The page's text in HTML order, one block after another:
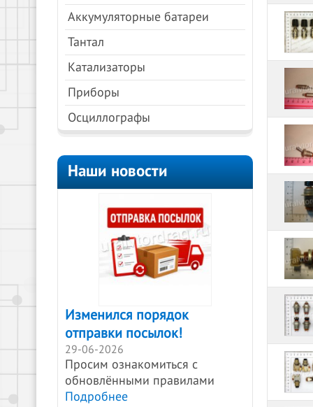
Аккумуляторные батареи
Тантал
Катализаторы
Приборы
Осциллографы
Наши новости
Изменился порядок
отправки посылок!
29-06-2026
Просим ознакомиться с
обновлёнными правилами
Подробнее